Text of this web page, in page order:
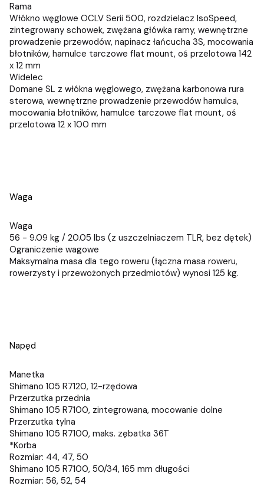
Rama
Włókno węglowe OCLV Serii 500, rozdzielacz IsoSpeed,
zintegrowany schowek, zwężana główka ramy, wewnętrzne
prowadzenie przewodów, napinacz łańcucha 3S, mocowania
błotników, hamulce tarczowe flat mount, oś przelotowa 142
x 12 mm
Widelec
Domane SL z włókna węglowego, zwężana karbonowa rura
sterowa, wewnętrzne prowadzenie przewodów hamulca,
mocowania błotników, hamulce tarczowe flat mount, oś
przelotowa 12 x 100 mm
Waga
Waga
56 - 9.09 kg / 20.05 lbs (z uszczelniaczem TLR, bez dętek)
Ograniczenie wagowe
Maksymalna masa dla tego roweru (łączna masa roweru,
rowerzysty i przewożonych przedmiotów) wynosi 125 kg.
Napęd
Manetka
Shimano 105 R7120, 12-rzędowa
Przerzutka przednia
Shimano 105 R7100, zintegrowana, mocowanie dolne
Przerzutka tylna
Shimano 105 R7100, maks. zębatka 36T
*Korba
Rozmiar: 44, 47, 50
Shimano 105 R7100, 50/34, 165 mm długości
Rozmiar: 56, 52, 54